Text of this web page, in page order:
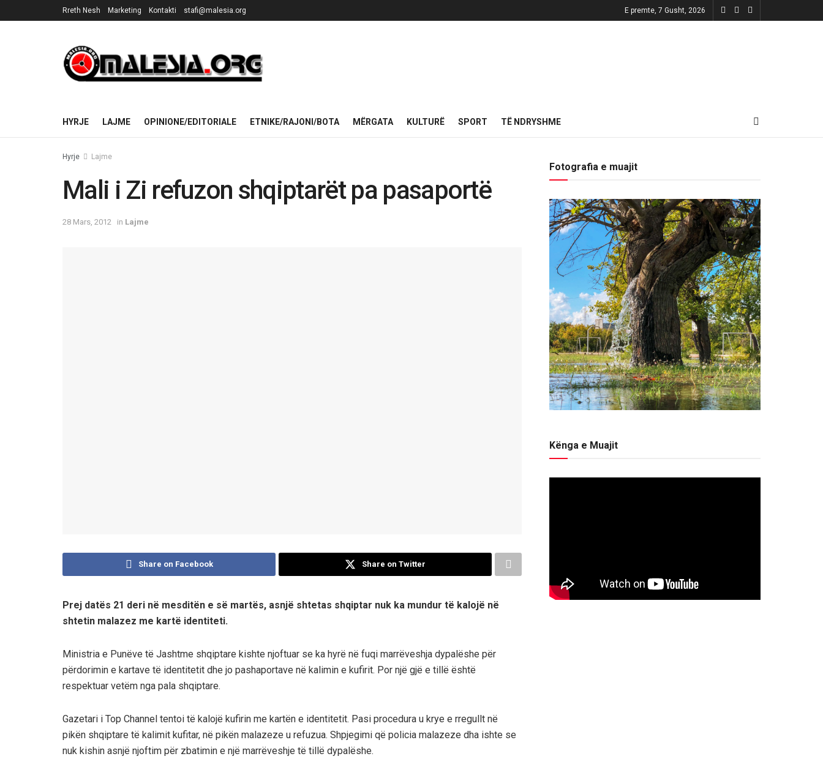
Rreth Nesh Marketing Kontakti stafi@malesia.org E premte, 7 Gusht, 2026
HYRJE LAJME OPINIONE/EDITORIALE ETNIKE/RAJONI/BOTA MËRGATA KULTURË SPORT TË NDRYSHME
Hyrje Lajme
Mali i Zi refuzon shqiptarët pa pasaportë
28 Mars, 2012 in Lajme
Share on Facebook Share on Twitter
Prej datës 21 deri në mesditën e së martës, asnjë shtetas shqiptar nuk ka mundur të kalojë në
shtetin malazez me kartë identiteti.
Ministria e Punëve të Jashtme shqiptare kishte njoftuar se ka hyrë në fuqi marrëveshja dypalëshe për
përdorimin e kartave të identitetit dhe jo pashaportave në kalimin e kufirit. Por një gjë e tillë është
respektuar vetëm nga pala shqiptare.
Gazetari i Top Channel tentoi të kalojë kufirin me kartën e identitetit. Pasi procedura u krye e rregullt në
pikën shqiptare të kalimit kufitar, në pikën malazeze u refuzua. Shpjegimi që policia malazeze dha ishte se
nuk kishin asnjë njoftim për zbatimin e një marrëveshje të tillë dypalëshe.
Fotografia e muajit
Kënga e Muajit